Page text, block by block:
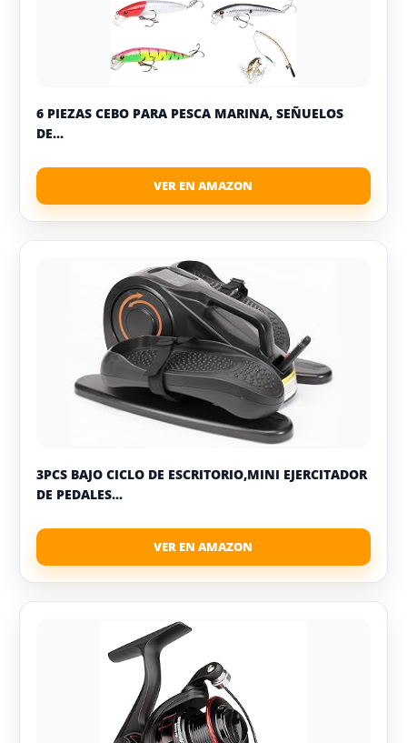
6 PIEZAS CEBO PARA PESCA MARINA, SEÑUELOS
DE...
3PCS BAJO CICLO DE ESCRITORIO,MINI EJERCITADOR
DE PEDALES...